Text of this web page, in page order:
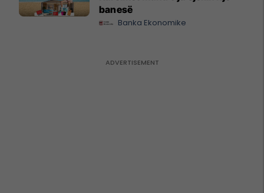
banesë
Banka Ekonomike